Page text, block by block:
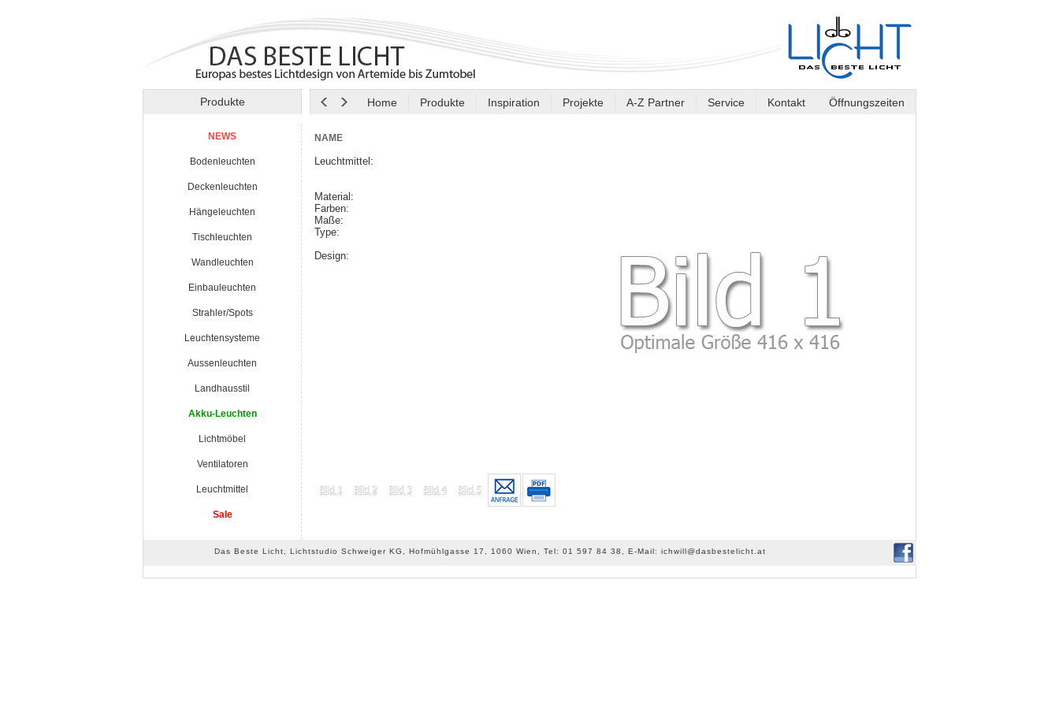
Produkte Home Produkte Inspiration Projekte A-Z Partner Service Kontakt Öffnungszeiten
NEWS
Bodenleuchten
Deckenleuchten
Hängeleuchten
Tischleuchten
Wandleuchten
Einbauleuchten
Strahler/Spots
Leuchtensysteme
Aussenleuchten
Landhausstil
Akku-Leuchten
Lichtmöbel
Ventilatoren
Leuchtmittel
Sale
NAME
Leuchtmittel:
Material:
Farben:
Maße:
Type:
Design:
Das Beste Licht, Lichtstudio Schweiger KG, Hofmühlgasse 17, 1060 Wien, Tel: 01 597 84 38, E-Mail: ichwill@dasbestelicht.at